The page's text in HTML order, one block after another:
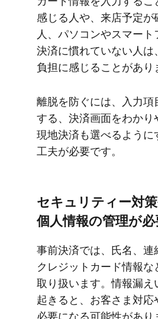
感じる​人や、​来店予定が​
人、​パソコンや​スマート
決済に​慣れていない​人は
負担に​感じる​ことがあり
離脱を​防ぐには、​入力項
する、​決済画面を​わかり
現地決済も​選べるように​
工夫が​必要です。
セキュリティー対
個人情報の​管理が​
事前決済では、​氏名、​連
クレジットカード情報な
取り扱います。​情報漏え
起きると、​お客さま対応
必要に​なる​可能性が​あり